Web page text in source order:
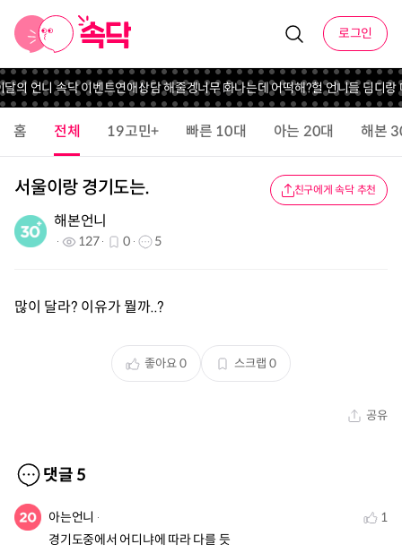
로그인
의 언니 속닥 이벤트연애상담 해줄겡너무 화나는데 어떡해?헐 언니들 딤디랑
홈 전체 19고민+ 빠른 10대 아는 20대 해본
서울이랑 경기도는. 친구에게 속닥 추천
해본언니
127 0 5
많이 달라? 이유가 뭘까..?
좋아요0 스크랩 0
공유
댓글 5
아는언니
1
경기도중에서 어디냐에 따라 다를 듯